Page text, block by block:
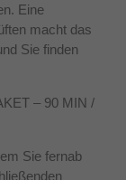
Eine
macht das
Sie finden
– 90 MIN /
Sie fernab